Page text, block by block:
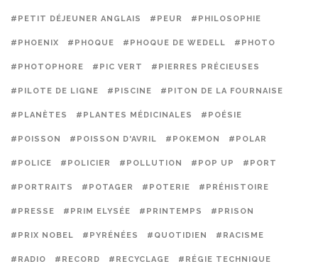
#PETIT DÉJEUNER ANGLAIS #PEUR #PHILOSOPHIE
#PHOENIX #PHOQUE #PHOQUE DE WEDELL #PHOTO
#PHOTOPHORE #PIC VERT #PIERRES PRÉCIEUSES
#PILOTE DE LIGNE #PISCINE #PITON DE LA FOURNAISE
#PLANÈTES #PLANTES MÉDICINALES #POÉSIE
#POISSON #POISSON D'AVRIL #POKEMON #POLAR
#POLICE #POLICIER #POLLUTION #POP UP #PORT
#PORTRAITS #POTAGER #POTERIE #PRÉHISTOIRE
#PRESSE #PRIM ELYSÉE #PRINTEMPS #PRISON
#PRIX NOBEL #PYRÉNÉES #QUOTIDIEN #RACISME
#RADIO #RECORD #RECYCLAGE #RÉGIE TECHNIQUE